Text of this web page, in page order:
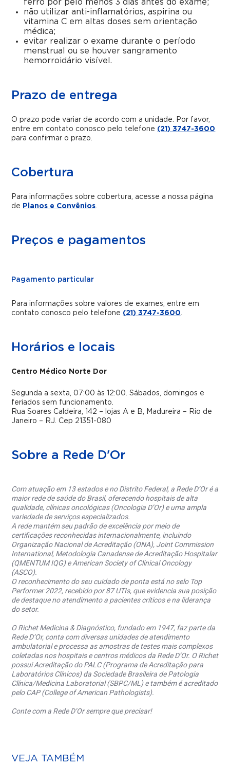
ferro por pelo menos 3 dias antes do exame;
não utilizar anti-inflamatórios, aspirina ou
vitamina C em altas doses sem orientação
médica;
evitar realizar o exame durante o período
menstrual ou se houver sangramento
hemorroidário visível.
Prazo de entrega
O prazo pode variar de acordo com a unidade. Por favor,
entre em contato conosco pelo telefone (21) 3747-3600
para confirmar o prazo.
Cobertura
Para informações sobre cobertura, acesse a nossa página
de Planos e Convênios
Preços e pagamentos
Pagamento particular
Para informações sobre valores de exames, entre em
contato conosco pelo telefone (21) 3747-3600
Horários e locais
Centro Médico Norte Dor
Segunda a sexta, 07:00 às 12:00. Sábados, domingos e
feriados sem funcionamento.
Rua Soares Caldeira, 142 – lojas A e B, Madureira – Rio de
Janeiro – RJ. Cep 21351-080
Sobre a Rede D'Or
Com atuação em 13 estados e no Distrito Federal, a Rede D’Or é a
maior rede de saúde do Brasil, oferecendo hospitais de alta
qualidade, clínicas oncológicas (Oncologia D’Or) e uma ampla
variedade de serviços especializados.
A rede mantém seu padrão de excelência por meio de
certificações reconhecidas internacionalmente, incluindo
Organização Nacional de Acreditação (ONA), Joint Commission
International, Metodologia Canadense de Acreditação Hospitalar
(QMENTUM IQG) e American Society of Clinical Oncology
(ASCO).
O reconhecimento do seu cuidado de ponta está no selo Top
Performer 2022, recebido por 87 UTIs, que evidencia sua posição
de destaque no atendimento a pacientes críticos e na liderança
do setor.
O Richet Medicina & Diagnóstico, fundado em 1947, faz parte da
Rede D’Or, conta com diversas unidades de atendimento
ambulatorial e processa as amostras de testes mais complexos
coletadas nos hospitais e centros médicos da Rede D’Or. O Richet
possui Acreditação do PALC (Programa de Acreditação para
Laboratórios Clínicos) da Sociedade Brasileira de Patologia
Clínica/Medicina Laboratorial (SBPC/ML) e também é acreditado
pelo CAP (College of American Pathologists).
Conte com a Rede D’Or sempre que precisar!
VEJA TAMBÉM